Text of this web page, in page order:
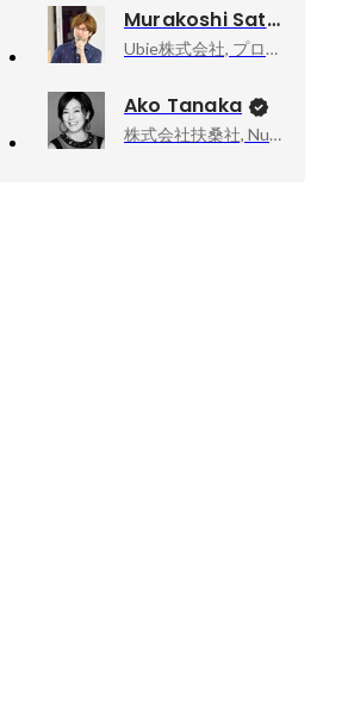
Murakoshi Satoru
Ubie株式会社, プロダクトデザイナー
Ako Tanaka
株式会社扶桑社, Numéro TOKYO編集長